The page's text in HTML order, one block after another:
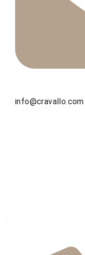
info@cravallo.com